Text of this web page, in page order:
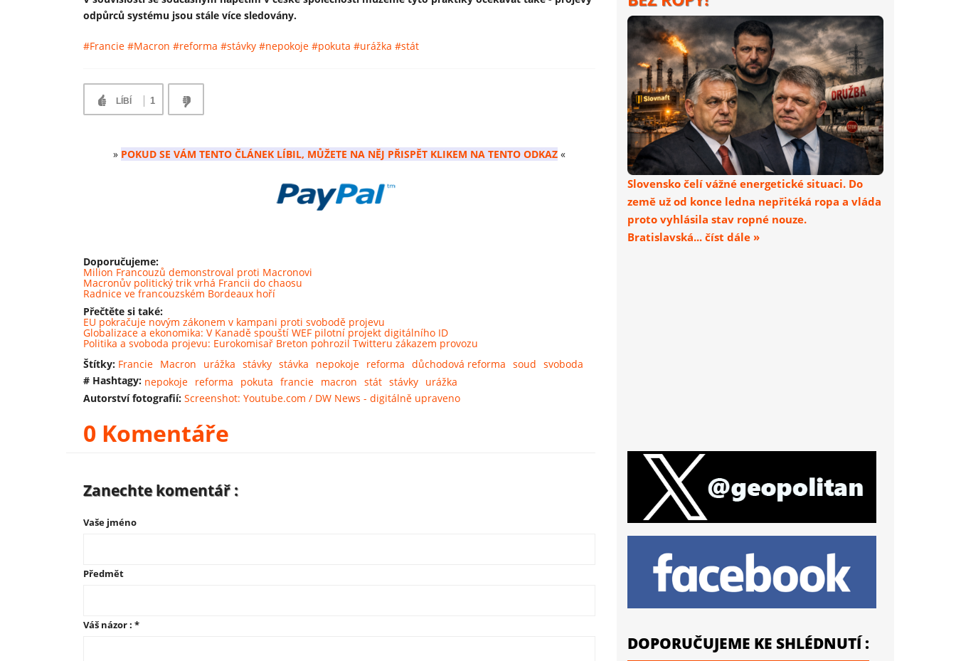
odpůrců systému jsou stále více sledovány.
#Francie #Macron #reforma #stávky #nepokoje #pokuta #urážka #stát
LÍBÍ 1
» POKUD SE VÁM TENTO ČLÁNEK LÍBIL, MŮŽETE NA NĚJ PŘISPĚT KLIKEM NA TENTO ODKAZ «
Doporučujeme:
Milion Francouzů demonstroval proti Macronovi
Macronův politický trik vrhá Francii do chaosu
Radnice ve francouzském Bordeaux hoří
Přečtěte si také:
EU pokračuje novým zákonem v kampani proti svobodě projevu
Globalizace a ekonomika: V Kanadě spouští WEF pilotní projekt digitálního ID
Politika a svoboda projevu: Eurokomisař Breton pohrozil Twitteru zákazem provozu
Štítky: Francie Macron urážka stávky stávka nepokoje reforma důchodová reforma soud svoboda
# Hashtagy: nepokoje reforma pokuta francie macron stát stávky urážka
Autorství fotografií: Screenshot: Youtube.com / DW News - digitálně upraveno
0 Komentáře
Zanechte komentář :
Vaše jméno
Předmět
Váš názor : *
Slovensko čelí vážné energetické situaci. Do
země už od konce ledna nepřitéká ropa a vláda
proto vyhlásila stav ropné nouze.
Bratislavská... číst dále »
DOPORUČUJEME KE SHLÉDNUTÍ :